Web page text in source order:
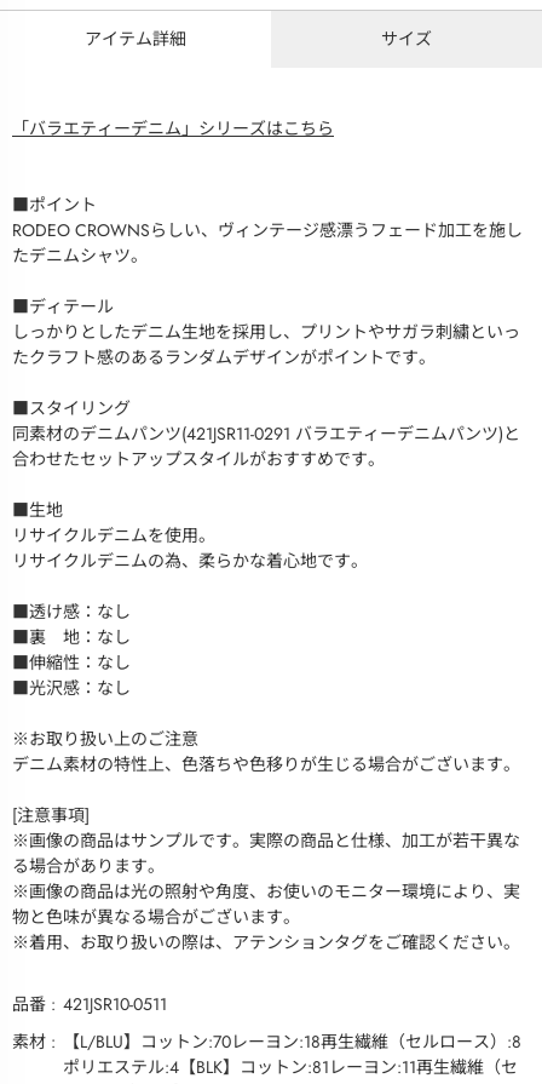
アイテム詳細 サイズ
「バラエティーデニム」シリーズはこちら
■ポイント
RODEO CROWNSらしい、ヴィンテージ感漂うフェード加工を施し
たデニムシャツ。
■ディテール
しっかりとしたデニム生地を採用し、プリントやサガラ刺繍といっ
たクラフト感のあるランダムデザインがポイントです。
■スタイリング
同素材のデニムパンツ(421JSR11-0291 バラエティーデニムパンツ)と
合わせたセットアップスタイルがおすすめです。
■生地
リサイクルデニムを使用。
リサイクルデニムの為、柔らかな着心地です。
■透け感：なし
■裏 地：なし
■伸縮性：なし
■光沢感：なし
※お取り扱い上のご注意
デニム素材の特性上、色落ちや色移りが生じる場合がございます。
[注意事項]
※画像の商品はサンプルです。実際の商品と仕様、加工が若干異な
る場合があります。
※画像の商品は光の照射や角度、お使いのモニター環境により、実
物と色味が異なる場合がございます。
※着用、お取り扱いの際は、アテンションタグをご確認ください。
品番
421JSR10-0511
素材
【L/BLU】コットン:70レーヨン:18再生繊維（セルロース）:8
ポリエステル:4【BLK】コットン:81レーヨン:11再生繊維（セ